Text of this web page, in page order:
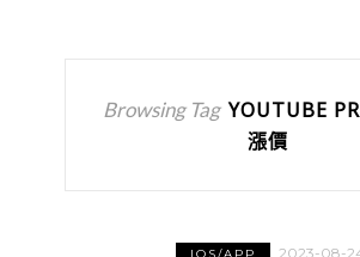
Browsing Tag YOUTUBE
漲價
2023-08-